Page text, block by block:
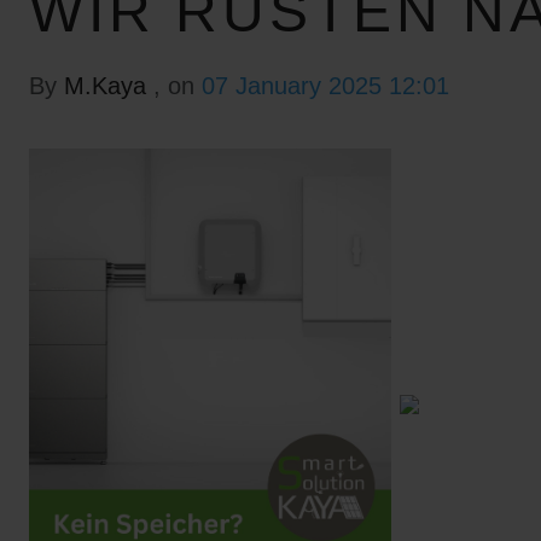
By M.Kaya , on 07 January 2025 12:01